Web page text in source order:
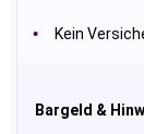
Kein
Bargeld &